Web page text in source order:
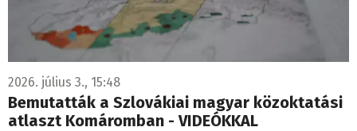
2026. július 3., 15:48
Bemutatták a Szlovákiai magyar közoktatási
atlaszt Komáromban - VIDEÓKKAL